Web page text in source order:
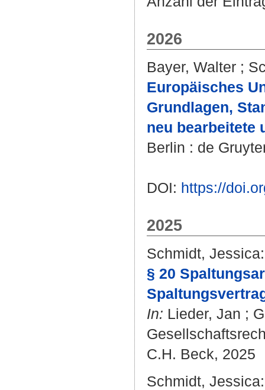
2026
Bayer, Walter ;
Europäisches
Grundlagen,
neu bearbeitete
Berlin : de
DOI: https://
2025
Schmidt, Jessica:
§ 20
In: Lieder, Jan ;
C.H. Beck, 2025
Schmidt, Jessica: